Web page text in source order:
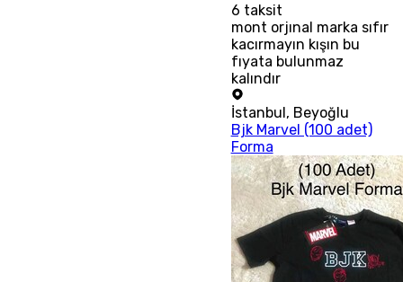
6 taksit
mont orjınal marka sıfır
kacırmayın kışın bu
fıyata bulunmaz
kalındır
İstanbul, Beyoğlu
Bjk Marvel (100 adet)
Forma